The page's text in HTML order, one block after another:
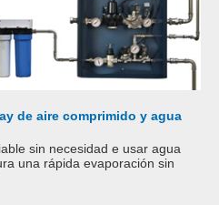
de aire comprimido y agua
sin necesidad e usar agua
una rápida evaporación sin